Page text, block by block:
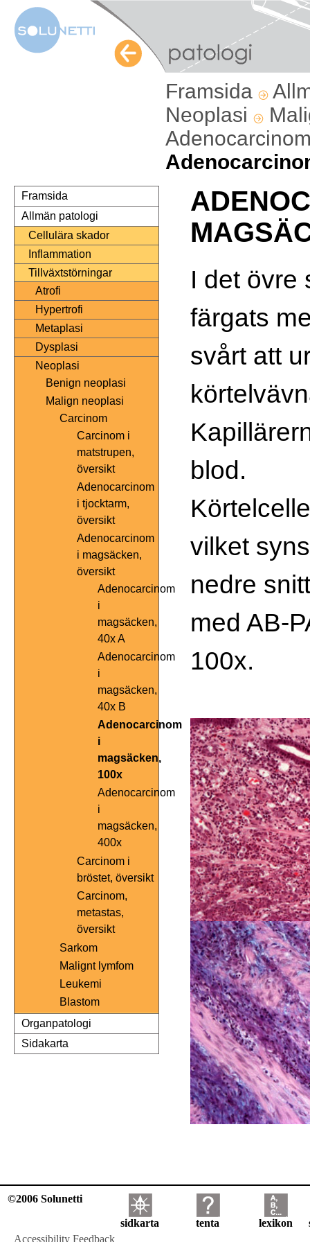
Framsida
Neoplasi
Framsida
Allmän patologi
Cellulära skador
Inflammation
Tillväxtstörningar
Atrofi
Hypertrofi
Metaplasi
Dysplasi
Neoplasi
Benign neoplasi
Malign neoplasi
Carcinom
Carcinom i
matstrupen,
översikt
Adenocarcinom
i tjocktarm,
översikt
Adenocarcinom
i magsäcken,
översikt
Adenocarcinom
i
magsäcken,
40x A
Adenocarcinom
i
magsäcken,
40x B
Adenocarcinom
i
magsäcken,
100x
Adenocarcinom
i
magsäcken,
400x
Carcinom i
bröstet, översikt
Carcinom,
metastas,
översikt
Sarkom
Malignt lymfom
Leukemi
Blastom
Organpatologi
Sidakarta
I det övre
färgats
svårt att
blod.
vilket
nedre
med AB-
100x.
©2006 Solunetti
sidkarta tenta lexikon
Accessibility Feedback